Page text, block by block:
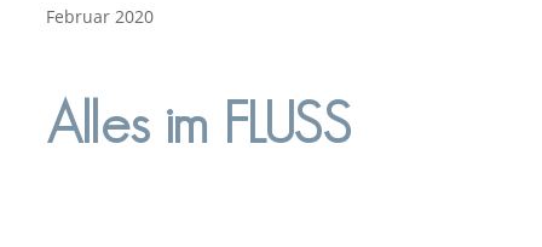
Februar 2020
Alles im FLUSS